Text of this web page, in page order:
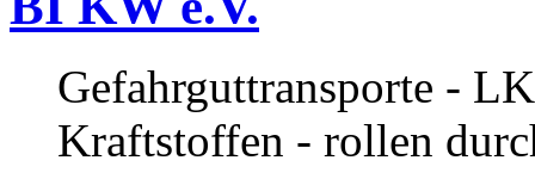
Gefahrguttransporte -
Kraftstoffen - rollen